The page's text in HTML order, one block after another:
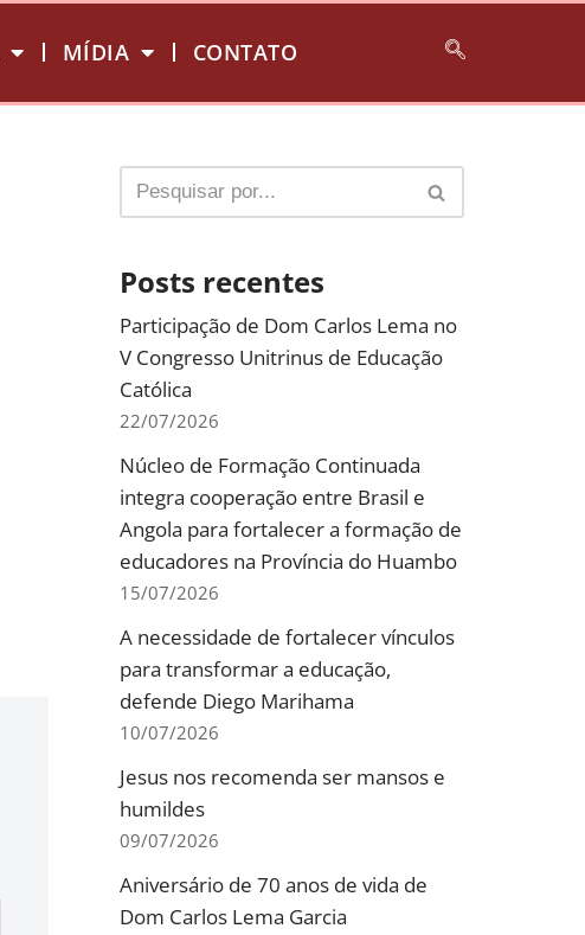
MÍDIA CONTATO
Posts recentes
Participação de Dom Carlos Lema no
V Congresso Unitrinus de Educação
Católica
22/07/2026
Núcleo de Formação Continuada
integra cooperação entre Brasil e
Angola para fortalecer a formação de
educadores na Província do Huambo
15/07/2026
A necessidade de fortalecer vínculos
para transformar a educação,
defende Diego Marihama
10/07/2026
Jesus nos recomenda ser mansos e
humildes
09/07/2026
Aniversário de 70 anos de vida de
Dom Carlos Lema Garcia